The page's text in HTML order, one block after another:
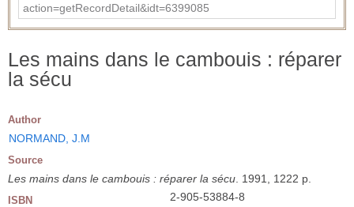
action=getRecordDetail&idt=6399085
Les mains dans le cambouis : réparer
la sécu
Author
NORMAND, J.M
Source
Les mains dans le cambouis : réparer la sécu . 1991, 1222 p.
ISBN 2-905-53884-8